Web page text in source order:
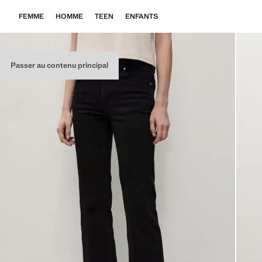
Passer au contenu principal
FEMME HOMME TEEN ENFANTS